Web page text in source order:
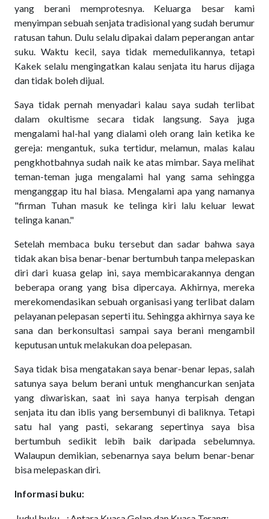
yang berani memprotesnya. Keluarga besar kami
menyimpan sebuah senjata tradisional yang sudah berumur
ratusan tahun. Dulu selalu dipakai dalam peperangan antar
suku. Waktu kecil, saya tidak memedulikannya, tetapi
Kakek selalu mengingatkan kalau senjata itu harus dijaga
dan tidak boleh dijual.
Saya tidak pernah menyadari kalau saya sudah terlibat
dalam okultisme secara tidak langsung. Saya juga
mengalami hal-hal yang dialami oleh orang lain ketika ke
gereja: mengantuk, suka tertidur, melamun, malas kalau
pengkhotbahnya sudah naik ke atas mimbar. Saya melihat
teman-teman juga mengalami hal yang sama sehingga
menganggap itu hal biasa. Mengalami apa yang namanya
"firman Tuhan masuk ke telinga kiri lalu keluar lewat
telinga kanan."
Setelah membaca buku tersebut dan sadar bahwa saya
tidak akan bisa benar-benar bertumbuh tanpa melepaskan
diri dari kuasa gelap ini, saya membicarakannya dengan
beberapa orang yang bisa dipercaya. Akhirnya, mereka
merekomendasikan sebuah organisasi yang terlibat dalam
pelayanan pelepasan seperti itu. Sehingga akhirnya saya ke
sana dan berkonsultasi sampai saya berani mengambil
keputusan untuk melakukan doa pelepasan.
Saya tidak bisa mengatakan saya benar-benar lepas, salah
satunya saya belum berani untuk menghancurkan senjata
yang diwariskan, saat ini saya hanya terpisah dengan
senjata itu dan iblis yang bersembunyi di baliknya. Tetapi
satu hal yang pasti, sekarang sepertinya saya bisa
bertumbuh sedikit lebih baik daripada sebelumnya.
Walaupun demikian, sebenarnya saya belum benar-benar
bisa melepaskan diri.
Informasi buku: